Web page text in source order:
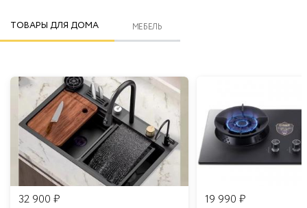
ТОВАРЫ ДЛЯ ДОМА МЕБЕЛЬ
32 900 ₽
19 990 ₽